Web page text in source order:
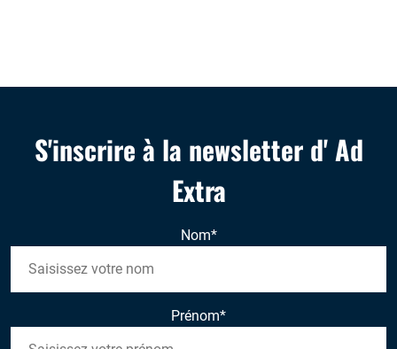
S'inscrire à la newsletter d' Ad
Extra
Nom*
Prénom*